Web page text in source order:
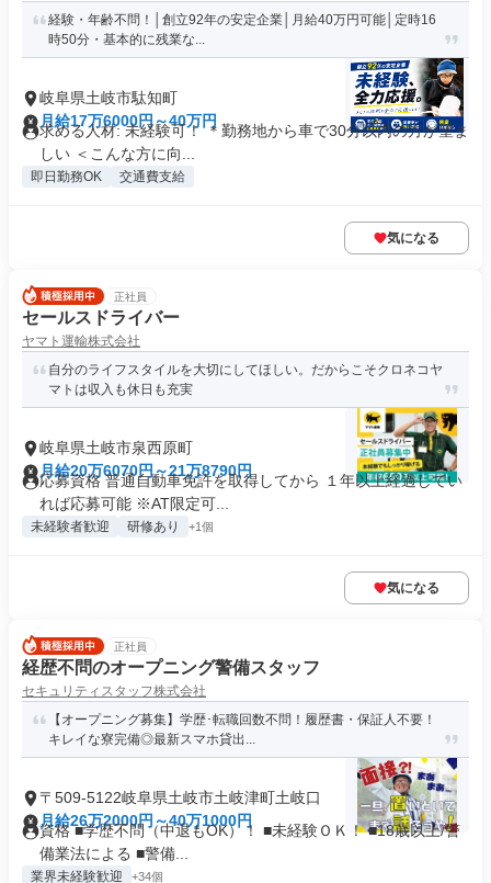
経験・年齢不問！│創立92年の安定企業│月給40万円可能│定時16
時50分・基本的に残業な...
岐阜県土岐市駄知町
月給17万6000円～40万円
求める人材: 未経験可！ ＊勤務地から車で30分以内の方が望ま
しい ＜こんな方に向...
即日勤務OK 交通費支給
気になる
正社員
セールスドライバー
ヤマト運輸株式会社
自分のライフスタイルを大切にしてほしい。だからこそクロネコヤ
マトは収入も休日も充実
岐阜県土岐市泉西原町
月給20万6070円～21万8790円
応募資格 普通自動車免許を取得してから １年以上経過してい
れば応募可能 ※AT限定可...
未経験者歓迎 研修あり +1個
気になる
正社員
経歴不問のオープニング警備スタッフ
セキュリティスタッフ株式会社
【オープニング募集】学歴･転職回数不問！履歴書・保証人不要！
キレイな寮完備◎最新スマホ貸出...
〒509-5122岐阜県土岐市土岐津町土岐口
月給26万2000円～40万1000円
資格 ■学歴不問（中退もOK）！ ■未経験ＯＫ！ ■18歳以上/警
備業法による ■警備...
業界未経験歓迎 +34個